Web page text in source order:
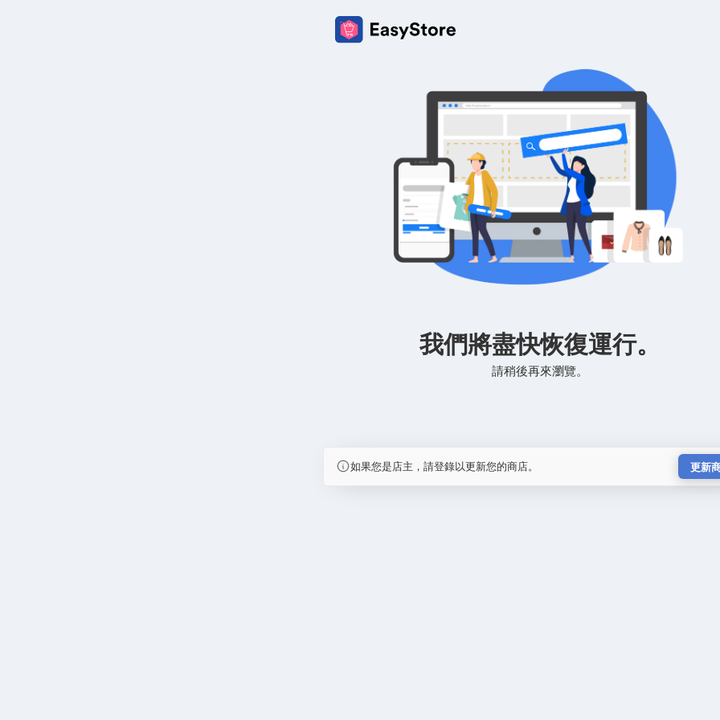
我們將盡快恢復運行。
請稍後再來瀏覽。
如果您是店主，請登錄以更新您的商店。 更新